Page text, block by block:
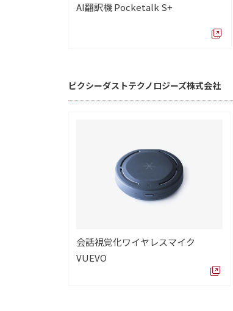
AI翻訳機 Pocketalk S+
ピクシーダストテクノロジーズ株式会社
会話視覚化ワイヤレスマイク
VUEVO